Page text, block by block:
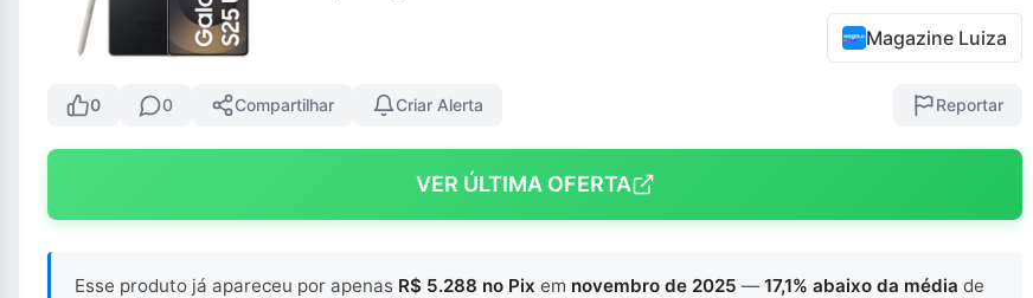
Magazine Luiza
0 0 Compartilhar Criar Alerta Reportar
VER ÚLTIMA OFERTA
Esse produto já apareceu por apenas R$ 5.288 no Pix em novembro de 2025 —17,1% abaixo da média de